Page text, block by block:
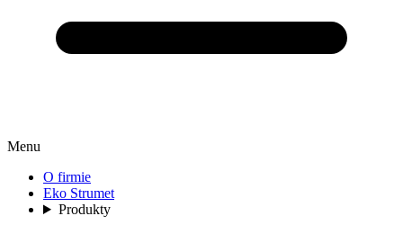
Menu
O firmie
Eko Strumet
Produkty